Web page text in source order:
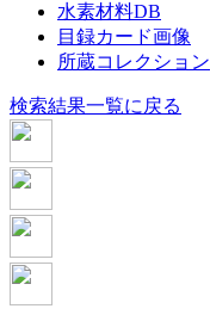
水素材料DB
目録カード画像
所蔵コレクション
検索結果一覧に戻る